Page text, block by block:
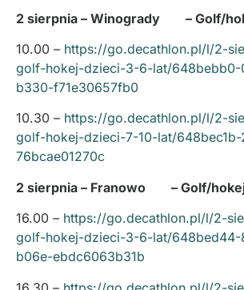
2 sierpnia – Winogrady – Golf/
10.00 – https://go.decathlon.pl/l/2-
golf-hokej-dzieci-3-6-lat/648bebb0-
b330-f71e30657fb0
10.30 – https://go.decathlon.pl/l/2-
golf-hokej-dzieci-7-10-lat/
76bcae01270c
2 sierpnia – Franowo – Golf/
16.00 – https://go.decathlon.pl/l/2-
golf-hokej-dzieci-3-6-lat/
b06e-ebdc6063b31b